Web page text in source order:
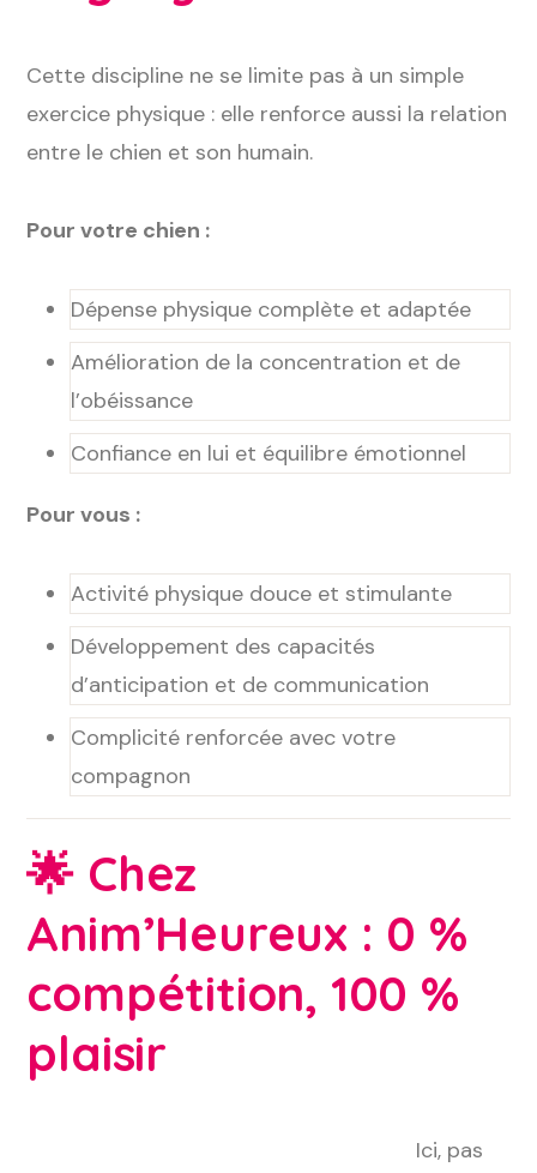
Cette discipline ne se limite pas à un simple
exercice physique : elle renforce aussi la relation
entre le chien et son humain.
Pour votre chien :
Dépense physique complète et adaptée
Amélioration de la concentration et de
l’obéissance
Confiance en lui et équilibre émotionnel
Pour vous :
Activité physique douce et stimulante
Développement des capacités
d’anticipation et de communication
Complicité renforcée avec votre
compagnon
🌟 Chez
Anim’Heureux : 0 %
compétition, 100 %
plaisir
Ici, pas